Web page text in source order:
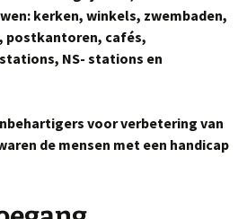
kerken, winkels, zwembaden,
postkantoren, cafés,
NS- stations en
voor verbetering van
de mensen met een handicap